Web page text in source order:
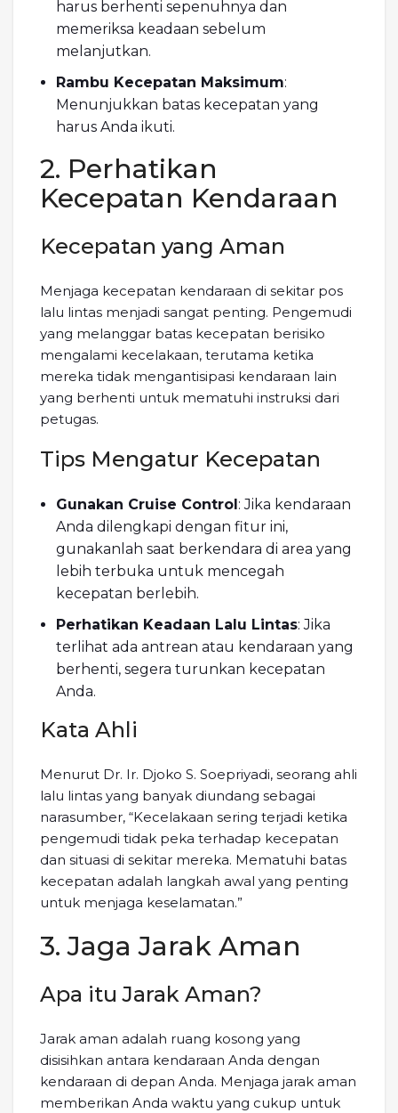
harus berhenti sepenuhnya dan
memeriksa keadaan sebelum
melanjutkan.
Rambu Kecepatan Maksimum:
Menunjukkan batas kecepatan yang
harus Anda ikuti.
2. Perhatikan
Kecepatan Kendaraan
Kecepatan yang Aman
Menjaga kecepatan kendaraan di sekitar pos
lalu lintas menjadi sangat penting. Pengemudi
yang melanggar batas kecepatan berisiko
mengalami kecelakaan, terutama ketika
mereka tidak mengantisipasi kendaraan lain
yang berhenti untuk mematuhi instruksi dari
petugas.
Tips Mengatur Kecepatan
Gunakan Cruise Control: Jika kendaraan
Anda dilengkapi dengan fitur ini,
gunakanlah saat berkendara di area yang
lebih terbuka untuk mencegah
kecepatan berlebih.
Perhatikan Keadaan Lalu Lintas: Jika
terlihat ada antrean atau kendaraan yang
berhenti, segera turunkan kecepatan
Anda.
Kata Ahli
Menurut Dr. Ir. Djoko S. Soepriyadi, seorang ahli
lalu lintas yang banyak diundang sebagai
narasumber, “Kecelakaan sering terjadi ketika
pengemudi tidak peka terhadap kecepatan
dan situasi di sekitar mereka. Mematuhi batas
kecepatan adalah langkah awal yang penting
untuk menjaga keselamatan.”
3. Jaga Jarak Aman
Apa itu Jarak Aman?
Jarak aman adalah ruang kosong yang
disisihkan antara kendaraan Anda dengan
kendaraan di depan Anda. Menjaga jarak aman
memberikan Anda waktu yang cukup untuk